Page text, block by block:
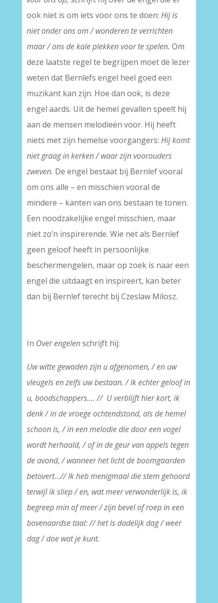
ook niet is om iets voor ons te doen: Hij is
niet onder ons om / wonderen te verrichten
maar / ons de kale plekken voor te spelen. Om
deze laatste regel te begrijpen moet de lezer
weten dat Bernlefs engel heel goed een
muzikant kan zijn. Hoe dan ook, is deze
engel aards. Uit de hemel gevallen speelt hij
aan de mensen melodieën voor. Hij heeft
niets met zijn hemelse voorgangers: Hij komt
niet graag in kerken / waar zijn voorouders
zweven. De engel bestaat bij Bernlef vooral
om ons alle – en misschien vooral de
mindere – kanten van ons bestaan te tonen.
Een noodzakelijke engel misschien, maar
niet zo’n inspirerende. Wie net als Bernlef
geen geloof heeft in persoonlijke
beschermengelen, maar op zoek is naar een
engel die uitdaagt en inspireert, kan beter
dan bij Bernlef terecht bij Czeslaw Milosz.
In Over engelenschrijft hij:
Uw witte gewaden zijn u afgenomen, / en uw
vleugels en zelfs uw bestaan. / Ik echter geloof in
u, boodschappers…. // U verblijft hier kort, ik
denk / in de vroege ochtendstond, als de hemel
schoon is, / in een melodie die door een vogel
wordt herhaald, / of in de geur van appels tegen
de avond, / wanneer het licht de boomgaarden
betovert…// Ik heb menigmaal die stem gehoord
terwijl ik sliep / en, wat meer verwonderlijk is, ik
begreep min of meer / zijn bevel of roep in een
bovenaardse taal: // het is dadelijk dag / weer
dag / doe wat je kunt.